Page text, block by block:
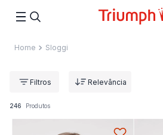
Sloggi
Relevância
246 Produtos